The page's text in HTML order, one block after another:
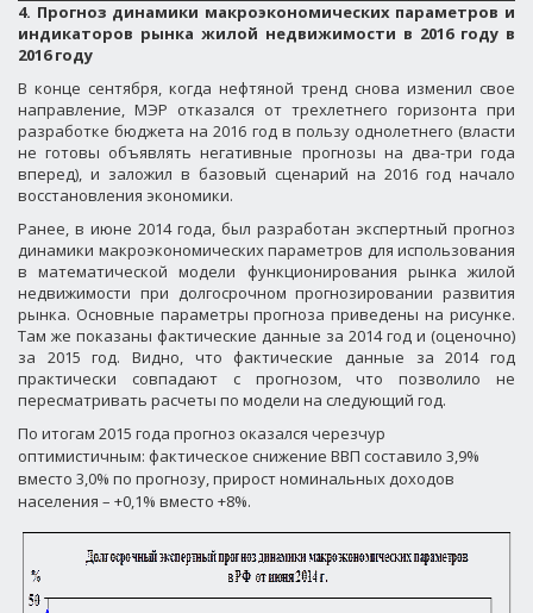
4. Прогноз динамики макроэкономических параметров и
индикаторов рынка жилой недвижимости в 2016 году в
2016 году
В конце сентября, когда нефтяной тренд снова изменил свое
направление, МЭР отказался от трехлетнего горизонта при
разработке бюджета на 2016 год в пользу однолетнего (власти
не готовы объявлять негативные прогнозы на два-три года
вперед), и заложил в базовый сценарий на 2016 год начало
восстановления экономики.
Ранее, в июне 2014 года, был разработан экспертный прогноз
динамики макроэкономических параметров для использования
в математической модели функционирования рынка жилой
недвижимости при долгосрочном прогнозировании развития
рынка. Основные параметры прогноза приведены на рисунке.
Там же показаны фактические данные за 2014 год и (оценочно)
за 2015 год. Видно, что фактические данные за 2014 год
практически совпадают с прогнозом, что позволило не
пересматривать расчеты по модели на следующий год.
По итогам 2015 года прогноз оказался черезчур
оптимистичным: фактическое снижение ВВП составило 3,9%
вместо 3,0% по прогнозу, прирост номинальных доходов
населения – +0,1% вместо +8%.